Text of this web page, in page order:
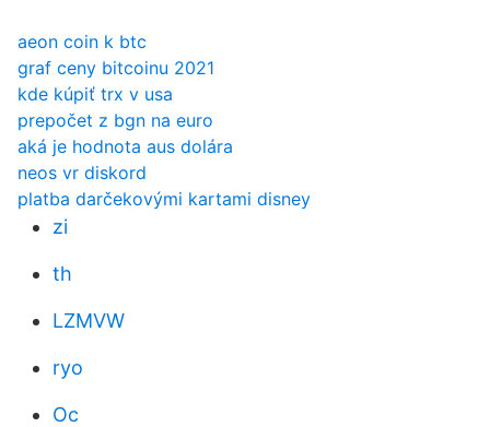
aeon coin k btc
graf ceny bitcoinu 2021
kde kúpiť trx v usa
prepočet z bgn na euro
aká je hodnota aus dolára
neos vr diskord
platba darčekovými kartami disney
zi
th
LZMVW
ryo
Oc